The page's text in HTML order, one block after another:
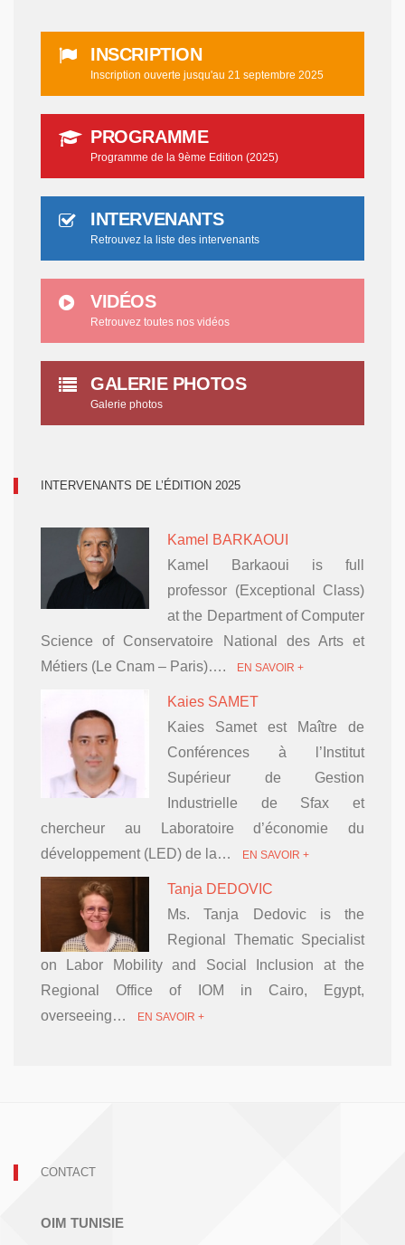
INSCRIPTION
Inscription ouverte jusqu'au 21 septembre 2025
PROGRAMME
Programme de la 9ème Edition (2025)
INTERVENANTS
Retrouvez la liste des intervenants
VIDÉOS
Retrouvez toutes nos vidéos
GALERIE PHOTOS
Galerie photos
INTERVENANTS DE L’ÉDITION 2025
Kamel BARKAOUI
Kamel Barkaoui is full
professor (Exceptional Class)
at the Department of Computer
Science of Conservatoire National des Arts et
Métiers (Le Cnam – Paris)….
EN SAVOIR +
Kaies SAMET
Kaies Samet est Maître de
Conférences à l’Institut
Supérieur de Gestion
Industrielle de Sfax et
chercheur au Laboratoire d’économie du
développement (LED) de la…
EN SAVOIR +
Tanja DEDOVIC
Ms. Tanja Dedovic is the
Regional Thematic Specialist
on Labor Mobility and Social Inclusion at the
Regional Office of IOM in Cairo, Egypt,
overseeing…
EN SAVOIR +
CONTACT
OIM TUNISIE